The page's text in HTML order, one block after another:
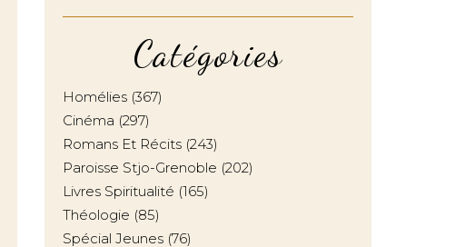
Catégories
Homélies (367)
Cinéma (297)
Romans Et Récits (243)
Paroisse Stjo-Grenoble (202)
Livres Spiritualité (165)
Théologie (85)
Spécial Jeunes (76)